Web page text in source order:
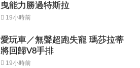
曳能力勝過特斯拉
19小時前
愛玩車／無聲超跑失寵 瑪莎拉蒂
將回歸V8手排
19小時前